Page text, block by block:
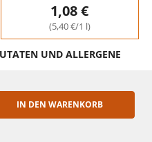
1,08 €
(5,40 €/1 l)
UND ALLERGENE
IN DEN WARENKORB